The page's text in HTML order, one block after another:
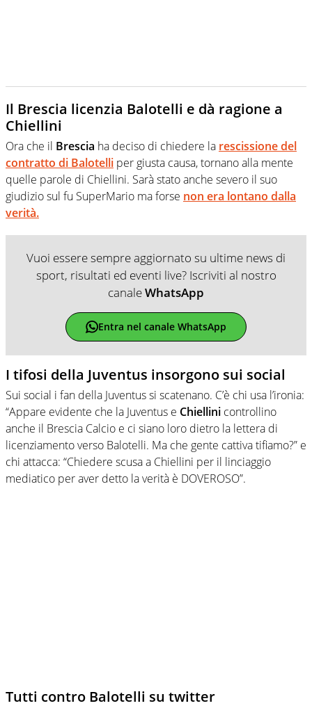
Il Brescia licenzia Balotelli e dà ragione a
Chiellini
Ora che il Brescia ha deciso di chiedere la rescissione del
contratto di Balotelli per giusta causa, tornano alla mente
quelle parole di Chiellini. Sarà stato anche severo il suo
giudizio sul fu SuperMario ma forse non era lontano dalla
verità.
Vuoi essere sempre aggiornato su ultime news di
sport, risultati ed eventi live? Iscriviti al nostro
canaleWhatsApp
Entra nel canale WhatsApp
I tifosi della Juventus insorgono sui social
Sui social i fan della Juventus si scatenano. C’è chi usa l’ironia:
“Appare evidente che la Juventus e Chiellini controllino
anche il Brescia Calcio e ci siano loro dietro la lettera di
licenziamento verso Balotelli. Ma che gente cattiva tifiamo?” e
chi attacca: “Chiedere scusa a Chiellini per il linciaggio
mediatico per aver detto la verità è DOVEROSO”.
Tutti contro Balotelli su twitter